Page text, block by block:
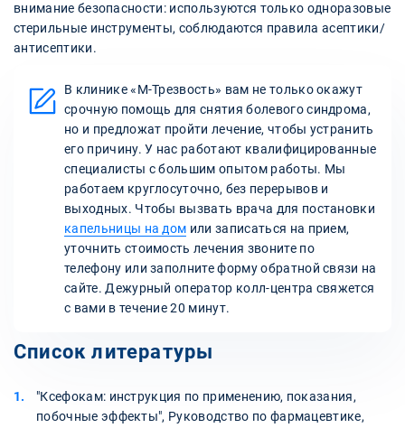
внимание безопасности: используются только одноразовые
стерильные инструменты, соблюдаются правила асептики/
антисептики.
В клинике «М-Трезвость» вам не только окажут
срочную помощь для снятия болевого синдрома,
но и предложат пройти лечение, чтобы устранить
его причину. У нас работают квалифицированные
специалисты с большим опытом работы. Мы
работаем круглосуточно, без перерывов и
выходных. Чтобы вызвать врача для постановки
капельницы на дом или записаться на прием,
уточнить стоимость лечения звоните по
телефону или заполните форму обратной связи на
сайте. Дежурный оператор колл-центра свяжется
с вами в течение 20 минут.
Список литературы
"Ксефокам: инструкция по применению, показания,
побочные эффекты", Руководство по фармацевтике,